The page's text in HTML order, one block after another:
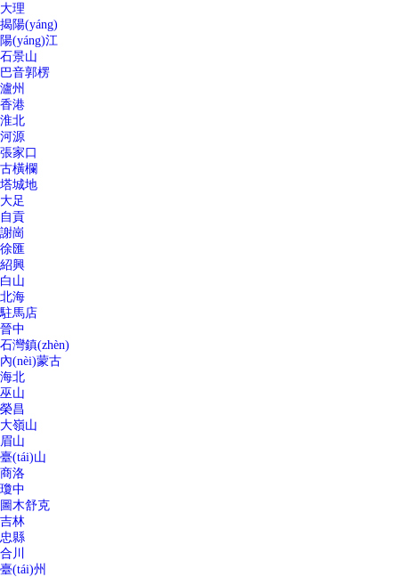
大理
揭陽(yáng)
陽(yáng)江
石景山
巴音郭楞
瀘州
香港
淮北
河源
張家口
古橫欄
塔城地
大足
自貢
謝崗
徐匯
紹興
白山
北海
駐馬店
晉中
石灣鎮(zhèn)
內(nèi)蒙古
海北
巫山
榮昌
大嶺山
眉山
臺(tái)山
商洛
瓊中
圖木舒克
吉林
忠縣
合川
臺(tái)州